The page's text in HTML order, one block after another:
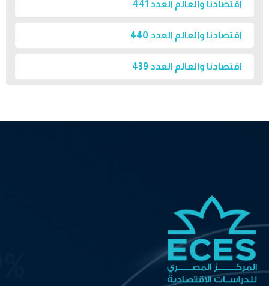
اقتصادنا والعالم العدد 441
اقتصادنا والعالم العدد 440
اقتصادنا والعالم العدد 439